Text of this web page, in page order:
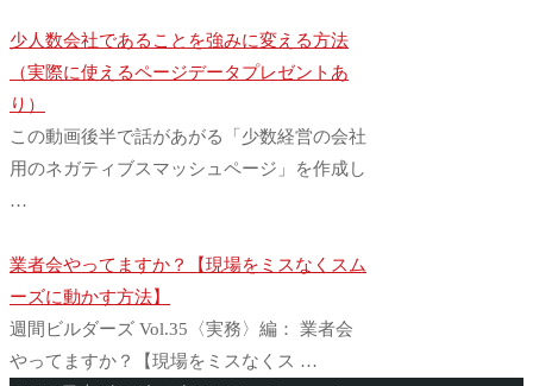
少人数会社であることを強みに変える方法
（実際に使えるページデータプレゼントあ
り）
この動画後半で話があがる「少数経営の会社
用のネガティブスマッシュページ」を作成し
…
業者会やってますか？【現場をミスなくスム
ーズに動かす方法】
週間ビルダーズ Vol.35〈実務〉編： 業者会
やってますか？【現場をミスなくス …